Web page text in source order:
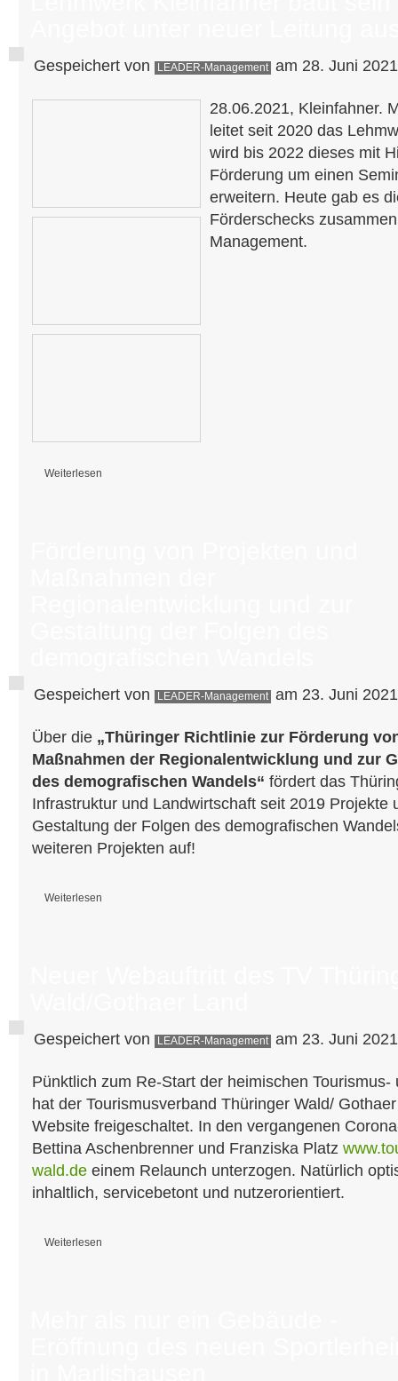
Gespeichert von LEADER-Management am 28. Juni
28.06.2021, Kleinfahner.
leitet seit 2020 das
wird bis 2022 dieses mit
Förderung um einen
erweitern. Heute gab es
Förderschecks
Management.
Weiterlesen
Gespeichert von LEADER-Management am 23. Juni
Über die „Thüringer Richtlinie zur Förderung
Maßnahmen der Regionalentwicklung und zur
des demografischen Wandels“ fördert das
Infrastruktur und Landwirtschaft seit 2019 Projekte
Gestaltung der Folgen des demografischen
weiteren Projekten auf!
Weiterlesen
Gespeichert von LEADER-Management am 23. Juni
Pünktlich zum Re-Start der heimischen
hat der Tourismusverband Thüringer Wald/
Website freigeschaltet. In den vergangenen
Bettina Aschenbrenner und Franziska Platz
wald.de einem Relaunch unterzogen. Natürlich
inhaltlich, servicebetont und nutzerorientiert.
Weiterlesen